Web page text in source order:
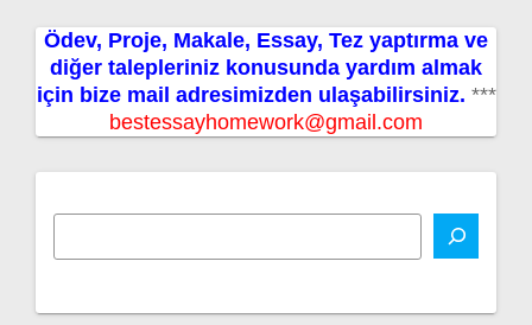
Ödev, Proje, Makale, Essay, Tez yaptırma ve
diğer talepleriniz konusunda yardım almak
için bize mail adresimizden ulaşabilirsiniz. ***
bestessayhomework@gmail.com